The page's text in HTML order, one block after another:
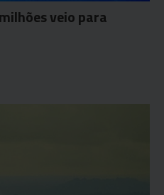
veio para